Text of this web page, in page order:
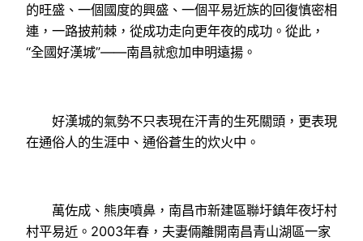
的旺盛、一個國度的興盛、一個平易近族的回復慎密相
連，一路披荊棘，從成功走向更年夜的成功。從此，
“全國好漢城”——南昌就愈加申明遠揚。
好漢城的氣勢不只表現在汗青的生死關頭，更表現
在通俗人的生涯中、通俗蒼生的炊火中。
萬佐成、熊庚噴鼻，南昌市新建區聯圩鎮年夜圩村
村平易近。2003年春，夫妻倆離開南昌青山湖區一家